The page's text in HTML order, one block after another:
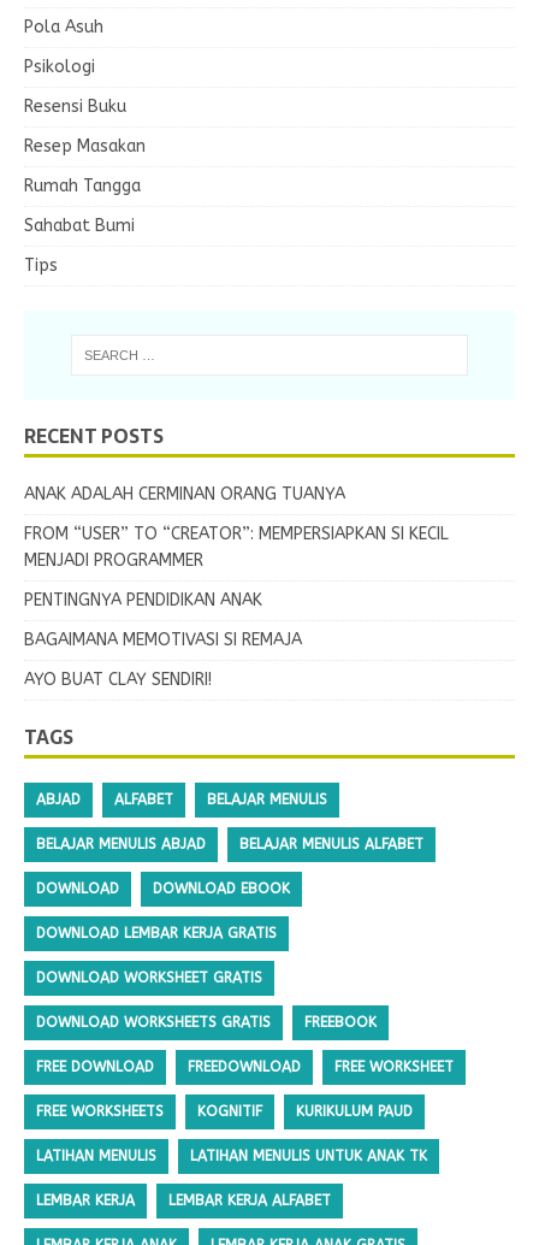
Pola Asuh
Psikologi
Resensi Buku
Resep Masakan
Rumah Tangga
Sahabat Bumi
Tips
RECENT POSTS
ANAK ADALAH CERMINAN ORANG TUANYA
FROM “USER” TO “CREATOR”: MEMPERSIAPKAN SI KECIL
MENJADI PROGRAMMER
PENTINGNYA PENDIDIKAN ANAK
BAGAIMANA MEMOTIVASI SI REMAJA
AYO BUAT CLAY SENDIRI!
TAGS
ABJAD ALFABET BELAJAR MENULIS
BELAJAR MENULIS ABJAD BELAJAR MENULIS ALFABET
DOWNLOAD DOWNLOAD EBOOK
DOWNLOAD LEMBAR KERJA GRATIS
DOWNLOAD WORKSHEET GRATIS
DOWNLOAD WORKSHEETS GRATIS FREEBOOK
FREE DOWNLOAD FREEDOWNLOAD FREE WORKSHEET
FREE WORKSHEETS KOGNITIF KURIKULUM PAUD
LATIHAN MENULIS LATIHAN MENULIS UNTUK ANAK TK
LEMBAR KERJA LEMBAR KERJA ALFABET